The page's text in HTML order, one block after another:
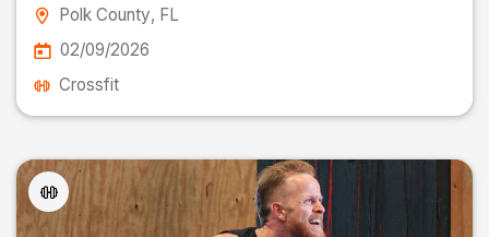
Polk County, FL
02/09/2026
Crossfit